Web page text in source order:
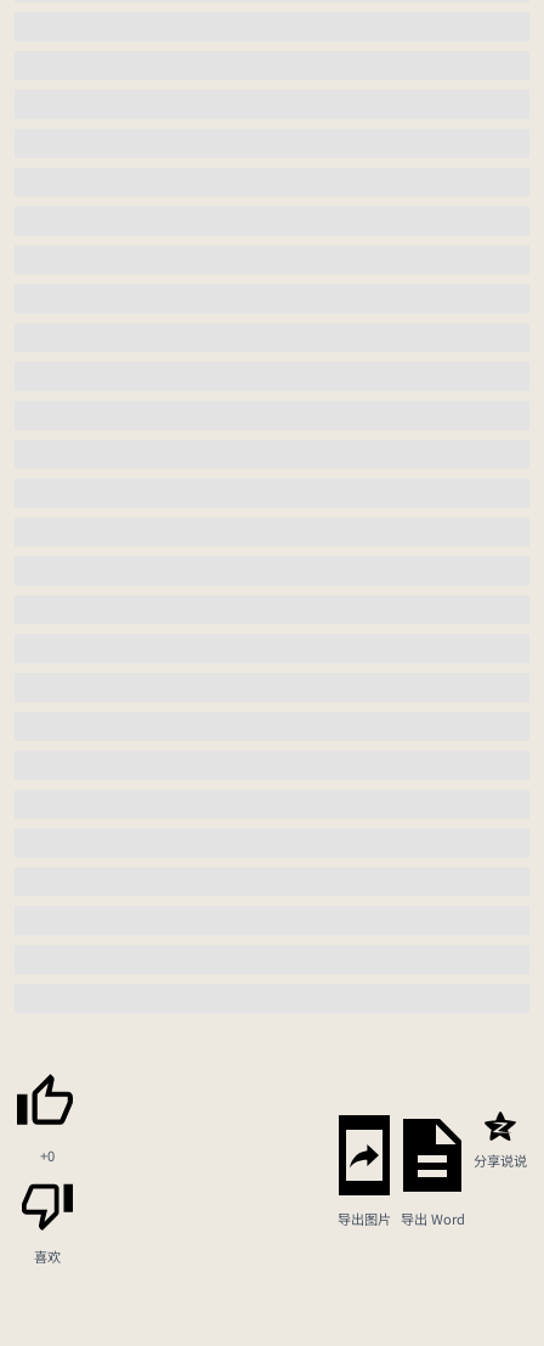
+0
喜欢
导出图片 导出 Word
分享说说